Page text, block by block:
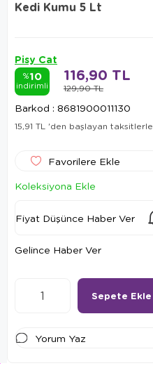
Kedi Kumu 5 Lt
Pisy Cat
%10
indirimli 129,90 TL
116,90 TL
Barkod : 8681900011130
15,91 TL 'den başlayan taksitlerle
Favorilere Ekle
Koleksiyona Ekle
Fiyat Düşünce Haber Ver
Gelince Haber Ver
Yorum Yaz